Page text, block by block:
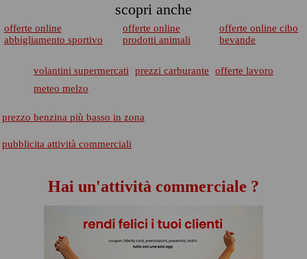
scopri anche
offerte online
abbigliamento sportivo
offerte online
prodotti animali
offerte online cibo
bevande
volantini supermercati prezzi carburante
offerte lavoro
meteo melzo
prezzo benzina più basso in zona
pubblicita attività commerciali
Hai un'attività commerciale ?